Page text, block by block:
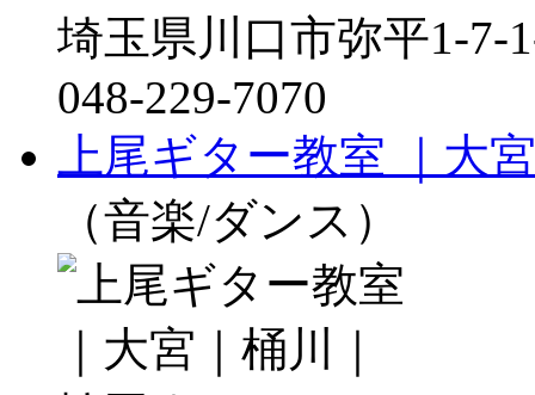
埼玉県川口市弥平1-7-
048-229-7070
上尾ギター教室 ｜大
（音楽/ダンス）